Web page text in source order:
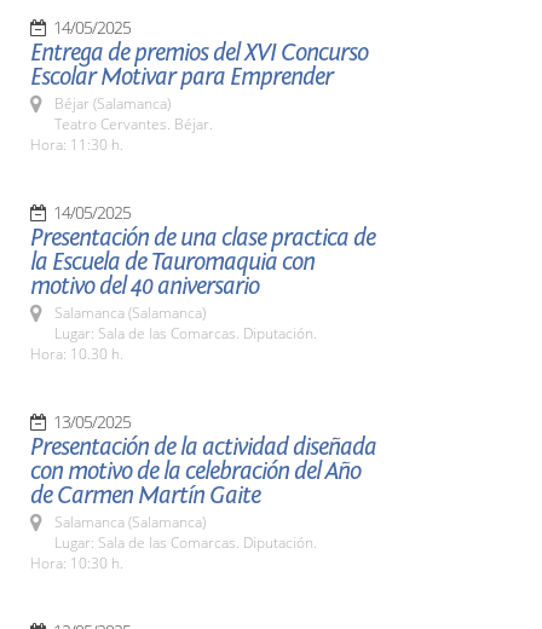
14/05/2025
Entrega de premios del XVI Concurso
Escolar Motivar para Emprender
Béjar (Salamanca)
Teatro Cervantes. Béjar.
Hora: 11:30 h.
14/05/2025
Presentación de una clase practica de
la Escuela de Tauromaquia con
motivo del 40 aniversario
Salamanca (Salamanca)
Lugar: Sala de las Comarcas. Diputación.
Hora: 10.30 h.
13/05/2025
Presentación de la actividad diseñada
con motivo de la celebración del Año
de Carmen Martín Gaite
Salamanca (Salamanca)
Lugar: Sala de las Comarcas. Diputación.
Hora: 10:30 h.